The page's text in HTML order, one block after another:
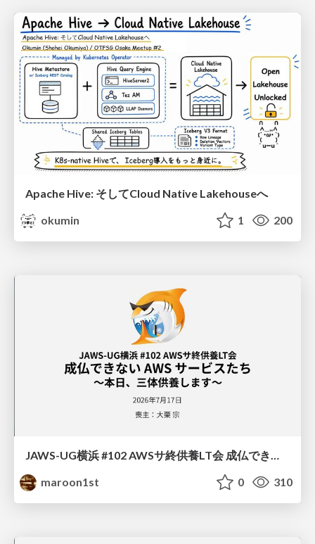
Apache Hive: そしてCloud Native Lakehouseへ
okumin
1 200
JAWS-UG横浜 #102 AWSサ終供養LT会 成仏できない AWS サービスたち 〜本日、三体供養します〜
maroon1st
0 310